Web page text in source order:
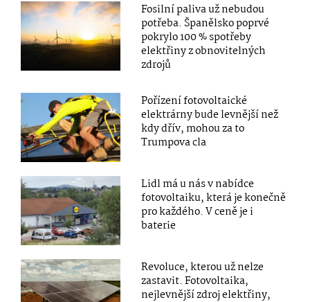
Fosilní paliva už nebudou
potřeba. Španělsko poprvé
pokrylo 100 % spotřeby
elektřiny z obnovitelných
zdrojů
Pořízení fotovoltaické
elektrárny bude levnější než
kdy dřív, mohou za to
Trumpova cla
Lidl má u nás v nabídce
fotovoltaiku, která je konečně
pro každého. V ceně je i
baterie
Revoluce, kterou už nelze
zastavit. Fotovoltaika,
nejlevnější zdroj elektřiny,